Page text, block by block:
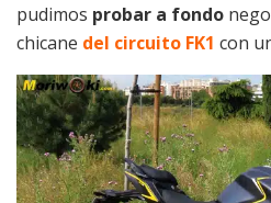
pudimos probar a fondo
chicane del circuito FK1 con